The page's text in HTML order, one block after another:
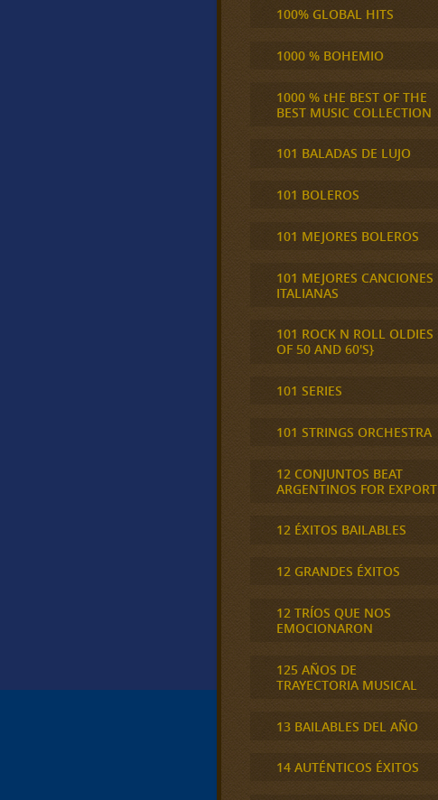
100% GLOBAL HITS
1000 % BOHEMIO
1000 % tHE BEST OF THE
BEST MUSIC COLLECTION
101 BALADAS DE LUJO
101 BOLEROS
101 MEJORES BOLEROS
101 MEJORES CANCIONES
ITALIANAS
101 ROCK N ROLL OLDIES
OF 50 AND 60'S}
101 SERIES
101 STRINGS ORCHESTRA
12 CONJUNTOS BEAT
ARGENTINOS FOR EXPORT
12 ÉXITOS BAILABLES
12 GRANDES ÉXITOS
12 TRÍOS QUE NOS
EMOCIONARON
125 AÑOS DE
TRAYECTORIA MUSICAL
13 BAILABLES DEL AÑO
14 AUTÉNTICOS ÉXITOS